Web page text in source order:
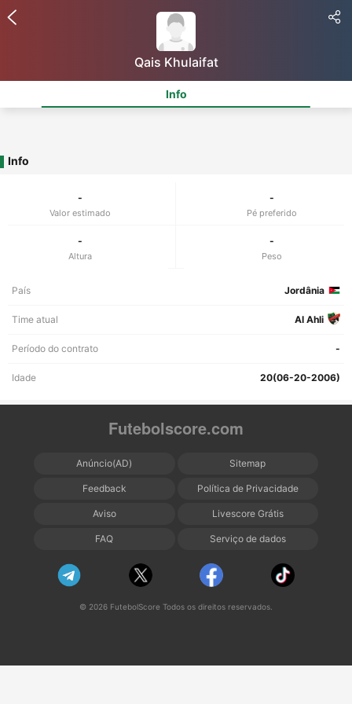
Qais Khulaifat
Info
Info
-
Valor estimado
-
Pé preferido
-
Altura
-
Peso
País Jordânia
Time atual Al Ahli
Período do contrato -
Idade 20(06-20-2006)
Futebolscore.com
Anúncio(AD) Sitemap
Feedback Política de Privacidade
Aviso Livescore Grátis
FAQ Serviço de dados
© 2026 FutebolScore Todos os direitos reservados.